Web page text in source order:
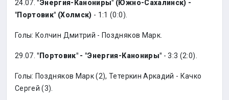
24.07."Энергия-Канониры" (Южно-Сахалинск) -
"Портовик" (Холмск) - 1:1 (0:0).
Голы: Колчин Дмитрий - Поздняков Марк.
29.07."Портовик" - "Энергия-Канониры" - 3:3 (2:0).
Голы: Поздняков Марк (2), Тетеркин Аркадий - Качко
Сергей (3).